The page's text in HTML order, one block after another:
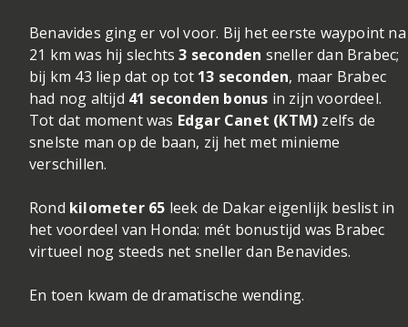
Benavides ging er vol voor. Bij het eerste waypoint na
21 km was hij slechts3 seconden sneller dan Brabec;
bij km 43 liep dat op tot 13 seconden, maar Brabec
had nog altijd 41 seconden bonus in zijn voordeel.
Tot dat moment was Edgar Canet (KTM) zelfs de
snelste man op de baan, zij het met minieme
verschillen.
Rond kilometer 65 leek de Dakar eigenlijk beslist in
het voordeel van Honda: mét bonustijd was Brabec
virtueel nog steeds net sneller dan Benavides.
En toen kwam de dramatische wending.